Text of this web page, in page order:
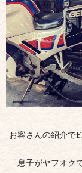
お客さんの紹介で
「息子がヤフオク